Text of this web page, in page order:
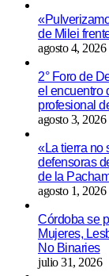
de Milei
agosto 4, 2026
2° Foro de
el encuentro
profesional
agosto 3, 2026
«La tierra no
defensoras
de la
agosto 1, 2026
Córdoba se
Mujeres,
No Binaries
julio 31, 2026